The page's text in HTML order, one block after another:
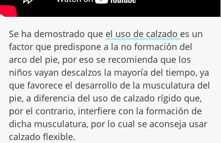
Se ha demostrado que el uso de calzado es un
factor que predispone a la no formación del
arco del pie, por eso se recomienda que los
niños vayan descalzos la mayoría del tiempo, ya
que favorece el desarrollo de la musculatura del
pie, a diferencia del uso de calzado rígido que,
por el contrario, interfiere con la formación de
dicha musculatura, por lo cual se aconseja usar
calzado flexible.